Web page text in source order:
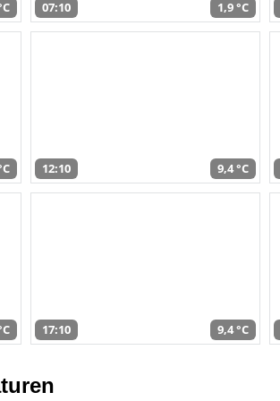
07:10 1,9 °C
12:10 9,4 °C
17:10 9,4 °C